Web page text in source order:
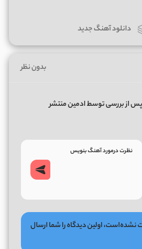
دانلود آهنگ جدید
بدون نظر
از بررسی توسط ادمین منتشر
اولین دیدگاه را شما ارسال